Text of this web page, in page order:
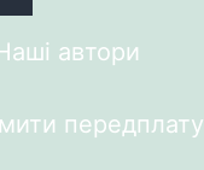
автори
передплату